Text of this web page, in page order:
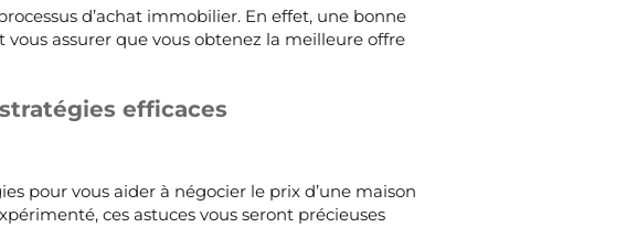
d’achat immobilier. En effet, une bonne
assurer que vous obtenez la meilleure offre
efficaces
pour vous aider à négocier le prix d’une maison
ces astuces vous seront précieuses